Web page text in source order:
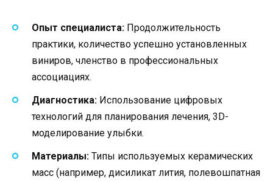
Опыт специалиста: Продолжительность
практики, количество успешно установленных
виниров, членство в профессиональных
ассоциациях.
Диагностика: Использование цифровых
технологий для планирования лечения, 3D-
моделирование улыбки.
Материалы: Типы используемых керамических
масс (например, дисиликат лития, полевошпатная